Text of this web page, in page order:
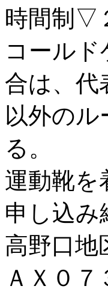
時間制▽
コール
合は、
以外のル
る。
運動靴を
申し込み
高野口地
ＡＸ０